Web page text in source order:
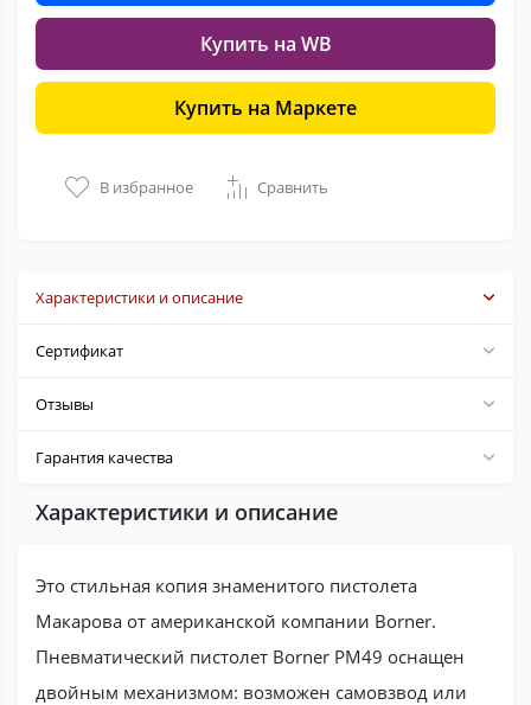
Купить на WB
Купить на Маркете
В избранное Сравнить
Характеристики и описание
Сертификат
Отзывы
Гарантия качества
Характеристики и описание
Это стильная копия знаменитого пистолета
Макарова от американской компании Borner.
Пневматический пистолет Borner PM49 оснащен
двойным механизмом: возможен самовзвод или